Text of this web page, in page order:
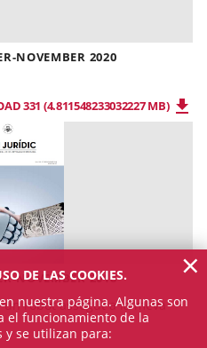
NOVEMBER 2020
331 (4.811548233032227 MB)
NOVEMBER 2018
robot assegut a la meva
DE LAS COOKIES.
nuestra página. Algunas son
el funcionamiento de la
y se utilizan para:
×